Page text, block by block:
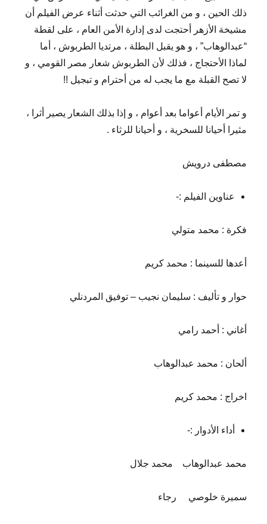
ذلك الحين ، و من الغرائب التي حدثت أثناء عرض الفيلم أن
مشيخة الأزهر أحتجت لدى إدارة الأمن العام ، على لقطة
“عبدالوهاب” ، و هو يقبل البطلة ، مرتديا الطربوش ، أما
لماذا الأحتجاج ، فذلك لأن الطربوش شعار مصر القومي ، و
لا تصح القبلة مع ما يجب له من أحترام و تبجيل !!
و تمر الأيام أعواما بعد أعوام ، و إذا بذلك الشعار يصير أثرا ،
مثيرا أحيانا للسخرية ، و أحيانا للرثاء .
مصطفى درويش
عناوين الفيلم :-
فكرة : محمد متولي
أعدها للسينما : محمد كريم
حوار و تأليف : سليمان نجيب – توفيق المردنلي
أغاني : أحمد رامي
ألحان : محمد عبدالوهاب
اخراج : محمد كريم
أداء الأدوار :-
محمد عبدالوهاب محمد جلال
سميرة خلوصي رجاء